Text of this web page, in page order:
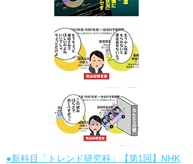
●新科目「トレンド研究科」【第1回】NHK